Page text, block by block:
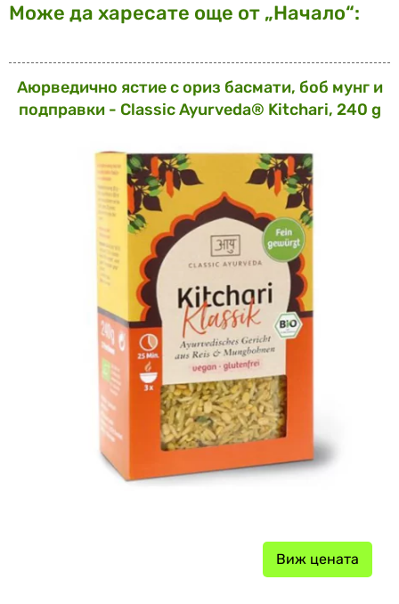
Може да харесате още от „Начало“:
Аюрведично ястие с ориз басмати, боб мунг и
подправки - Classic Ayurveda® Kitchari, 240 g
Виж цената